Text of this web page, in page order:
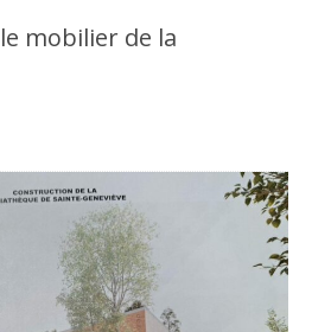
mobilier de la